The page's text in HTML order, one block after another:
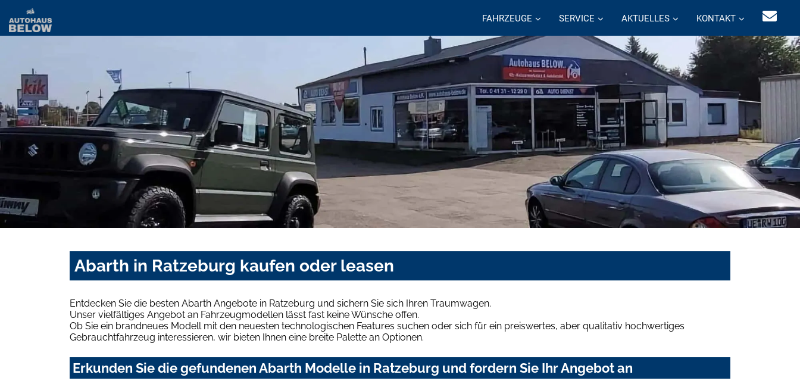
FAHRZEUGE SERVICE AKTUELLES KONTAKT
Abarth in Ratzeburg kaufen oder leasen
Entdecken Sie die besten Abarth Angebote in Ratzeburg und sichern Sie sich Ihren Traumwagen.
Unser vielfältiges Angebot an Fahrzeugmodellen lässt fast keine Wünsche offen.
Ob Sie ein brandneues Modell mit den neuesten technologischen Features suchen oder sich für ein preiswertes, aber qualitativ hochwertiges
Gebrauchtfahrzeug interessieren, wir bieten Ihnen eine breite Palette an Optionen.
Erkunden Sie die gefundenen Abarth Modelle in Ratzeburg und fordern Sie Ihr Angebot an